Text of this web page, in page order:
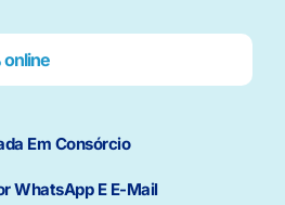
Em Consórcio
WhatsApp E E-Mail